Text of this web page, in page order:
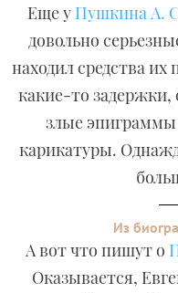
Еще у Пушкина А.
довольно
находил средства их
какие-то задержки,
злые эпиграммы
карикатуры.
Из
А вот что пишут о
Оказывается,